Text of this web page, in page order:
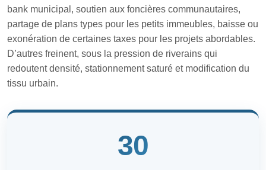
bank municipal, soutien aux foncières communautaires,
partage de plans types pour les petits immeubles, baisse ou
exonération de certaines taxes pour les projets abordables.
D’autres freinent, sous la pression de riverains qui
redoutent densité, stationnement saturé et modification du
tissu urbain.
30